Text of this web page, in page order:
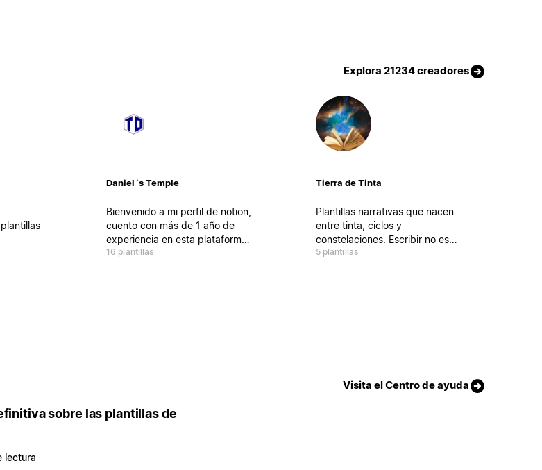
Explora 21234 creadores
Daniel´s Temple
Bienvenido a mi perfil de notion,
cuento con más de 1 año de
experiencia en esta plataforma.
Mi premisa es que si organizas
16 plantillas
Tierra de Tinta
Plantillas narrativas que nacen
entre tinta, ciclos y
constelaciones. Escribir no es
llenar páginas, es abrir portales.
5 plantillas
Visita el Centro de ayuda
sobre las plantillas de
lectura